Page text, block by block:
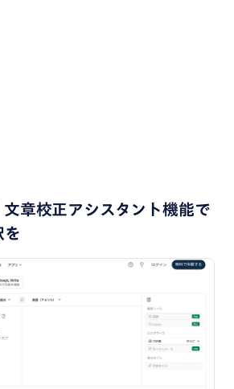
章校正アシスタント機能で
を